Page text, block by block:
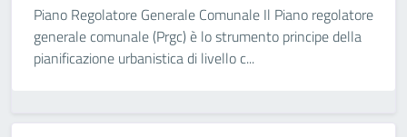
Piano Regolatore Generale Comunale Il Piano regolatore
generale comunale (Prgc) è lo strumento principe della
pianificazione urbanistica di livello c...